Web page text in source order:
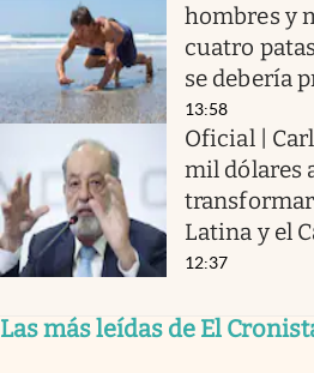
hombres y
cuatro
se debería
13:58
Oficial |
mil dólares
Latina y el
12:37
Las más leídas de El